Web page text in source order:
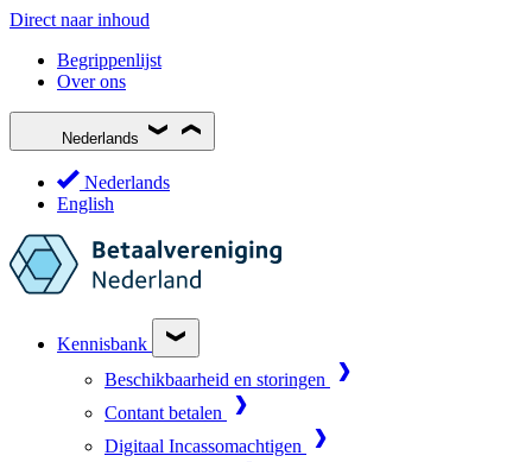
Direct naar inhoud
Begrippenlijst
Over ons
Nederlands
Nederlands
English
Kennisbank
Beschikbaarheid en storingen
Contant betalen
Digitaal Incassomachtigen